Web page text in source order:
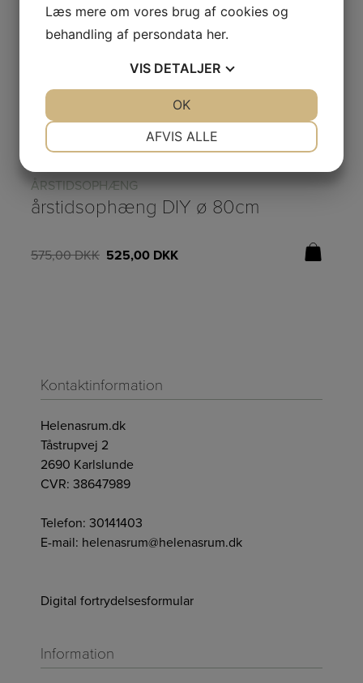
ÅRSTIDSOPHÆNG
årstidsophæng DIY ø 80cm
575,00DKK 525,00 DKK
Kontaktinformation
Helenasrum.dk
Tåstrupvej 2
2690 Karlslunde
CVR: 38647989
Telefon: 30141403
E-mail: helenasrum@helenasrum.dk
Digital fortrydelsesformular
Information
Læs mere om vores brug af cookies og
behandling af persondata her.
VIS DETALJER
MARKETING
AFVIS ALLE
OK